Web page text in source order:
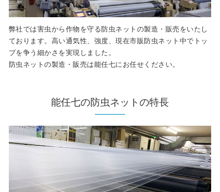
弊社では害虫から作物を守る防虫ネットの製造・販売をいたし
ております。高い通気性、強度、現在市販防虫ネット中でトッ
プを争う細かさを実現しました。
防虫ネットの製造・販売は能任七にお任せください。
能任七の防虫ネットの特長